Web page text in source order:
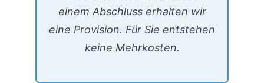
einem Abschluss erhalten wir
eine Provision. Für Sie entstehen
keine Mehrkosten.